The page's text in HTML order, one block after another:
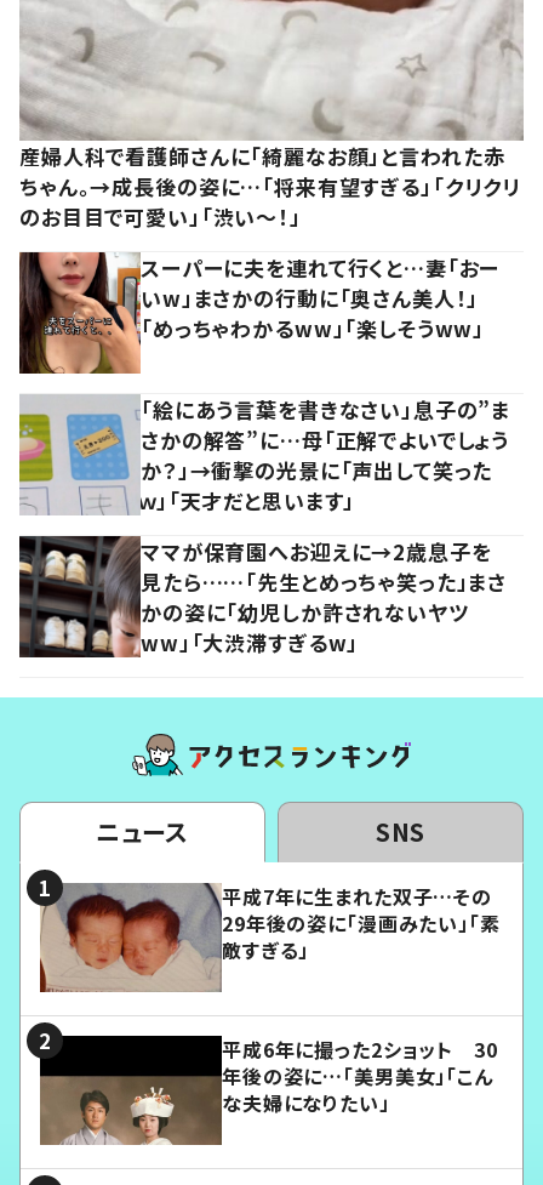
産婦人科で看護師さんに「綺麗なお顔」と言われた赤
ちゃん。→成長後の姿に…「将来有望すぎる」「クリクリ
のお目目で可愛い」「渋い～！」
スーパーに夫を連れて行くと…妻「おー
いw」まさかの行動に「奥さん美人！」
「めっちゃわかるww」「楽しそうww」
「絵にあう言葉を書きなさい」息子の”ま
さかの解答”に…母「正解でよいでしょう
か？」→衝撃の光景に「声出して笑った
ｗ」「天才だと思います」
ママが保育園へお迎えに→2歳息子を
見たら……「先生とめっちゃ笑った」まさ
かの姿に「幼児しか許されないヤツ
ww」「大渋滞すぎるw」
ニュース SNS
平成7年に生まれた双子…その
29年後の姿に「漫画みたい」「素
敵すぎる」
平成6年に撮った2ショット 30
年後の姿に…「美男美女」「こん
な夫婦になりたい」